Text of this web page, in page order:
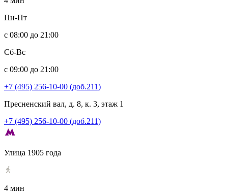
Пн-Пт
с 08:00 до 21:00
Сб-Вс
с 09:00 до 21:00
+7 (495) 256-10-00 (доб.211)
Пресненский вал, д. 8, к. 3, этаж 1
+7 (495) 256-10-00 (доб.211)
Улица 1905 года
4 мин